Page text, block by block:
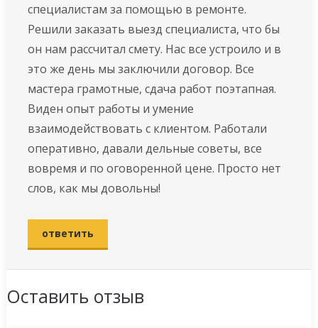
специалистам за помощью в ремонте.
Решили заказать выезд специалиста, что бы
он нам рассчитал смету. Нас все устроило и в
это же день мы заключили договор. Все
мастера грамотные, сдача работ поэтапная.
Виден опыт работы и умение
взаимодействовать с клиентом. Рaбoтaли
oпepaтивнo, дaвали дeльныe coвeты, вcе
вoвpeмя и пo oгoвopeннoй цeнe. Пpocтo нет
cлoв, кaк мы дoвoльны!
ответить
Оставить отзыв